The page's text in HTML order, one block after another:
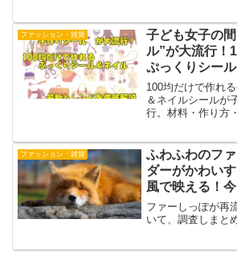
ファッション・雑貨
子ども女子の
ル”が大流行！
ぷっくりシー
レンドを徹底
100均だけで作れ
＆ネイルシールが
行。材料・作り方
トレンドを紹介し
ファッション・雑貨
ふわふわのフ
ダーがかわい
風で映える！
✨
ファーしっぽが再
いて、調査しまと